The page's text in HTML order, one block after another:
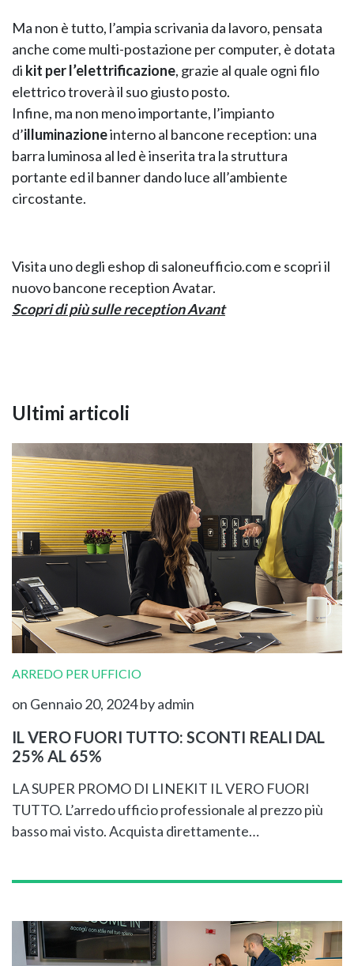
Ma non è tutto, l’ampia scrivania da lavoro, pensata
anche come multi-postazione per computer, è dotata
di kit per l’elettrificazione, grazie al quale ogni filo
elettrico troverà il suo giusto posto.
Infine, ma non meno importante, l’impianto
d’illuminazioneinterno al bancone reception: una
barra luminosa al led è inserita tra la struttura
portante ed il banner dando luce all’ambiente
circostante.
Visita uno degli eshop di saloneufficio.com e scopri il
nuovo bancone reception Avatar.
Scopri di più sulle reception Avant
Ultimi articoli
ARREDO PER UFFICIO
on Gennaio 20, 2024by admin
IL VERO FUORI TUTTO: SCONTI REALI DAL
25% AL 65%
LA SUPER PROMO DI LINEKIT IL VERO FUORI
TUTTO. L’arredo ufficio professionale al prezzo più
basso mai visto. Acquista direttamente…